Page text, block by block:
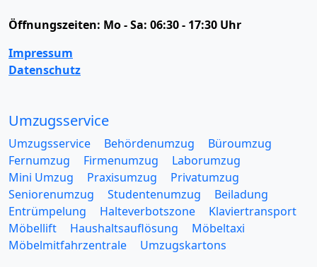
Öffnungszeiten: Mo - Sa: 06:30 - 17:30 Uhr
Impressum
Datenschutz
Umzugsservice
Umzugsservice Behördenumzug
Büroumzug
Fernumzug
Firmenumzug
Laborumzug
Mini Umzug
Praxisumzug
Privatumzug
Seniorenumzug
Studentenumzug
Beiladung
Entrümpelung
Halteverbotszone
Klaviertransport
Möbellift
Haushaltsauflösung
Möbeltaxi
Möbelmitfahrzentrale
Umzugskartons